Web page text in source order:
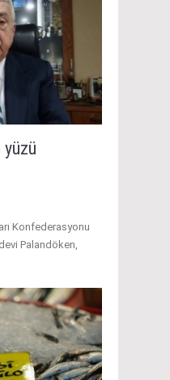
yüzü
Konfederasyonu
Palandöken,